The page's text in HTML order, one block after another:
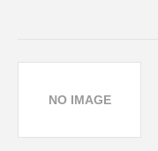
NO IMAGE